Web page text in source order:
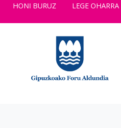
HONI BURUZ LEGE OHARRA